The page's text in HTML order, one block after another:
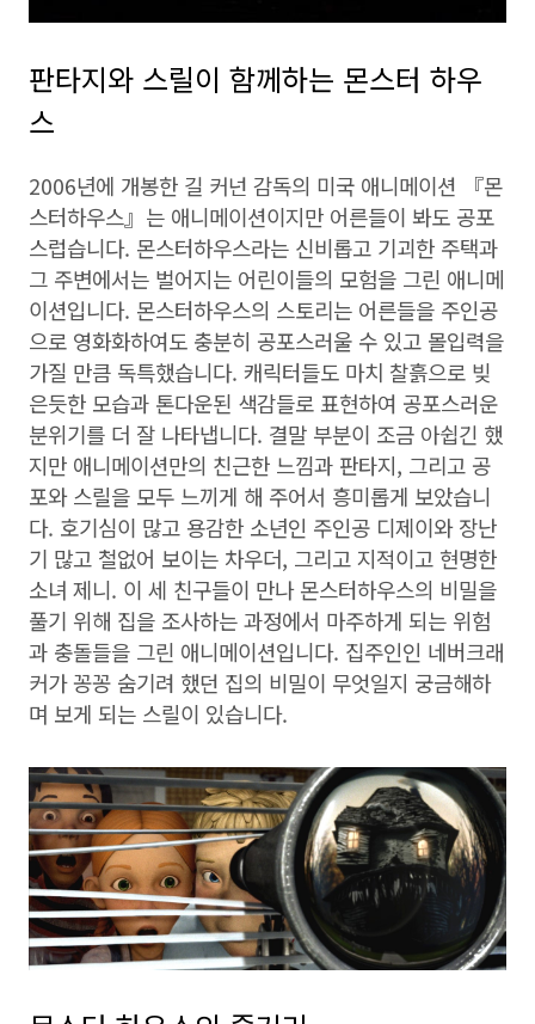
판타지와 스릴이 함께하는 몬스터 하우
스
2006년에 개봉한 길 커넌 감독의 미국 애니메이션 『몬
스터하우스』는 애니메이션이지만 어른들이 봐도 공포
스럽습니다. 몬스터하우스라는 신비롭고 기괴한 주택과
그 주변에서는 벌어지는 어린이들의 모험을 그린 애니메
이션입니다. 몬스터하우스의 스토리는 어른들을 주인공
으로 영화화하여도 충분히 공포스러울 수 있고 몰입력을
가질 만큼 독특했습니다. 캐릭터들도 마치 찰흙으로 빚
은듯한 모습과 톤다운된 색감들로 표현하여 공포스러운
분위기를 더 잘 나타냅니다. 결말 부분이 조금 아쉽긴 했
지만 애니메이션만의 친근한 느낌과 판타지, 그리고 공
포와 스릴을 모두 느끼게 해 주어서 흥미롭게 보았습니
다. 호기심이 많고 용감한 소년인 주인공 디제이와 장난
기 많고 철없어 보이는 차우더, 그리고 지적이고 현명한
소녀 제니. 이 세 친구들이 만나 몬스터하우스의 비밀을
풀기 위해 집을 조사하는 과정에서 마주하게 되는 위험
과 충돌들을 그린 애니메이션입니다. 집주인인 네버크래
커가 꽁꽁 숨기려 했던 집의 비밀이 무엇일지 궁금해하
며 보게 되는 스릴이 있습니다.